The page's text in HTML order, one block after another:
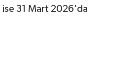
ise 31 Mart 2026'da